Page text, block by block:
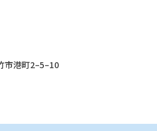
市港町2–5–10